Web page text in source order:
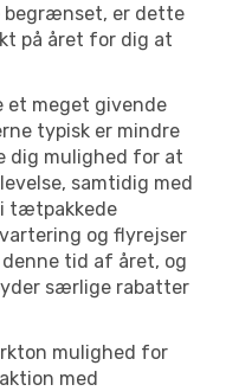
begrænset, er dette
på året for dig at
et meget givende
typisk er mindre
dig mulighed for at
samtidig med
i tætpakkede
og flyrejser
tid af året, og
særlige rabatter
mulighed for
med